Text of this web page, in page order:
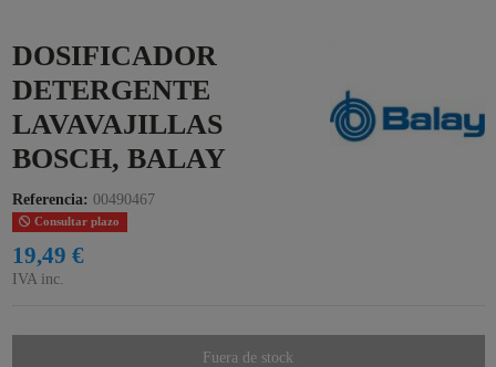
DOSIFICADOR
DETERGENTE
LAVAVAJILLAS
BOSCH, BALAY
Referencia: 00490467
Consultar plazo
19,49 €
IVA inc.
Fuera de stock